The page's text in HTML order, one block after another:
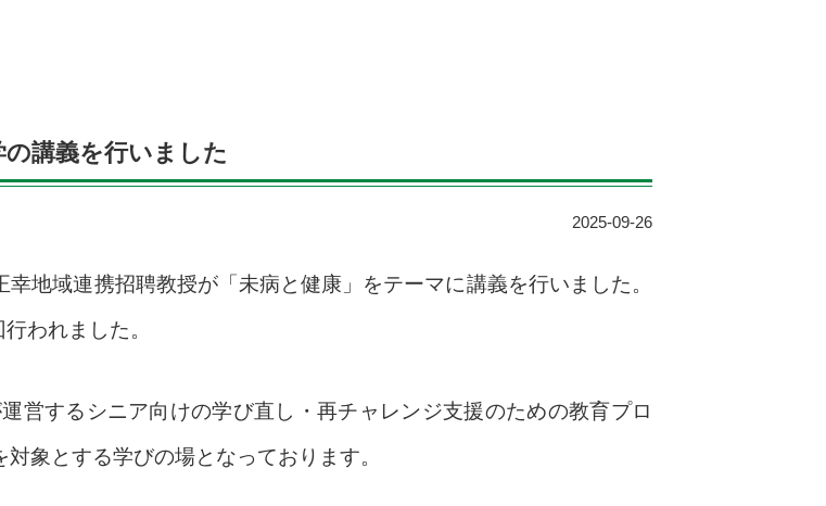
講義を行いました
2025-09-26
地域連携招聘教授が「未病と健康」をテーマに講義を行いました。
われました。
営するシニア向けの学び直し・再チャレンジ支援のための教育プロ
象とする学びの場となっております。